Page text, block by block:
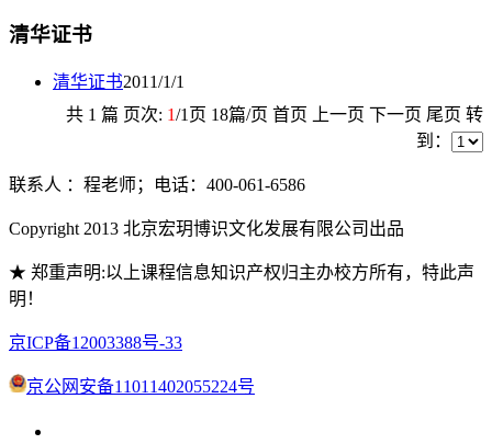
清华证书
清华证书2011/1/1
共 1 篇 页次: 1/1页 18篇/页 首页 上一页 下一页 尾页 转
到：
联系人 ：程老师；电话：400-061-6586
Copyright 2013 北京宏玥博识文化发展有限公司出品
★ 郑重声明:以上课程信息知识产权归主办校方所有，特此声
明！
京ICP备12003388号-33
京公网安备11011402055224号